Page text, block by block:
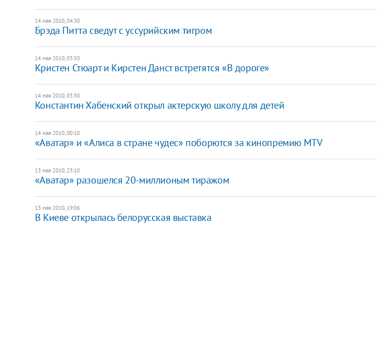
14 мая 2010, 04:30
Брэда Питта сведут с уссурийским тигром
14 мая 2010, 03:50
Кристен Стюарт и Кирстен Данст встретятся «В дороге»
14 мая 2010, 03:30
Константин Хабенский открыл актерскую школу для детей
14 мая 2010, 00:10
«Аватар» и «Алиса в стране чудес» поборются за кинопремию MTV
13 мая 2010, 23:10
«Аватар» разошелся 20-миллионым тиражом
13 мая 2010, 19:06
В Киеве открылась белорусская выставка